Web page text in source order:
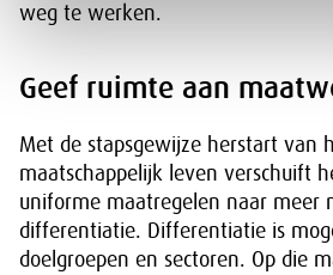
weg te werken.
Geef ruimte aan
Met de stapsgewijze herstart van
maatschappelijk leven verschuift
uniforme maatregelen naar meer
differentiatie. Differentiatie is
doelgroepen en sectoren. Op die